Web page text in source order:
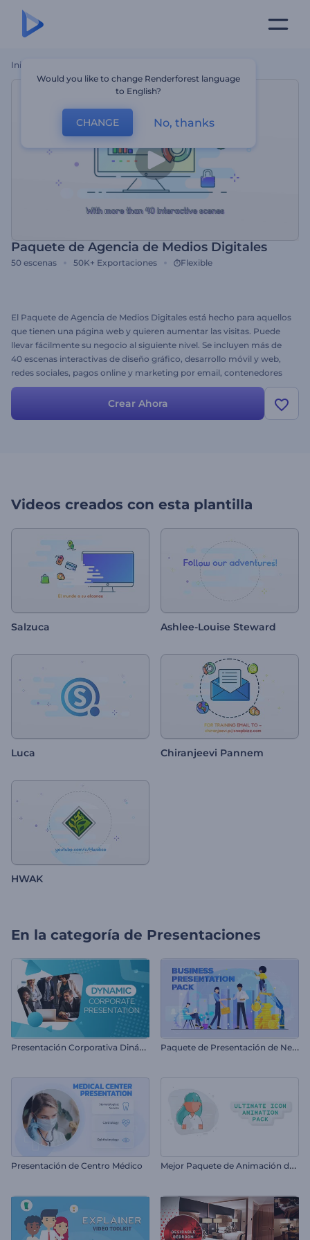
Inicio
Paquete de Agencia de Medios Digitales
50 escenas 50K+ Exportaciones Flexible
El Paquete de Agencia de Medios Digitales está hecho para aquellos
que tienen una página web y quieren aumentar las visitas. Puede
llevar fácilmente su negocio al siguiente nivel. Se incluyen más de
40 escenas interactivas de diseño gráfico, desarrollo móvil y web,
redes sociales, pagos online y marketing por email, contenedores
de video e imagen y muchos más. Promocione su aplicación,
servicio, producto, página web o incluso toda la misión de la
empresa. Hágalo realidad con sólo subir su imagen, cambiar el
Crear Ahora
Videos creados con esta plantilla
Salzuca Ashlee-Louise Steward
Luca Chiranjeevi Pannem
HWAK
En la categoría de Presentaciones
P
resentación Corporativa Dinámica P
aquete de Presentación de Negocio
Presentación de Centro Médico M
ejor Paquete de Animación de Íconos
Would you like to change Renderforest language
to English?
CHANGE No, thanks